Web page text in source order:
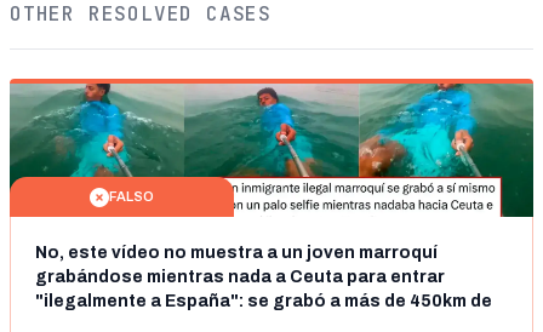
OTHER RESOLVED CASES
FALSO
No, este vídeo no muestra a un joven marroquí
grabándose mientras nada a Ceuta para entrar
"ilegalmente a España": se grabó a más de 450km de